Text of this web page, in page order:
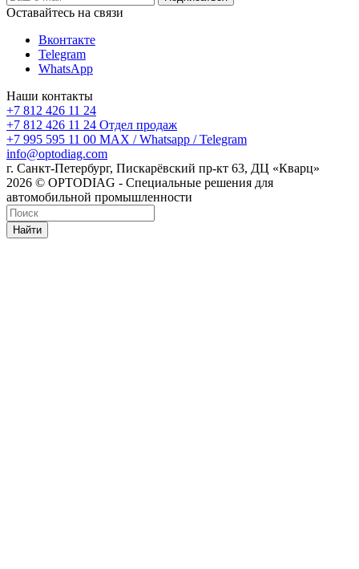
Оставайтесь на связи
Вконтакте
Telegram
WhatsApp
Наши контакты
+7 812 426 11 24
+7 812 426 11 24 Отдел продаж
+7 995 595 11 00 MAX / Whatsapp / Telegram
info@optodiag.com
г. Санкт-Петербург, Пискарёвский пр-кт 63, ДЦ «Кварц»
2026 © OPTODIAG - Специальные решения для
автомобильной промышленности
Найти